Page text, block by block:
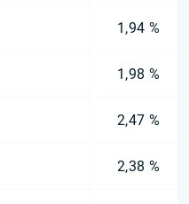
1,94 %
1,98 %
2,47 %
2,38 %